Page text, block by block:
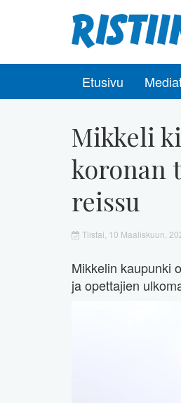
Etusivu
Mikkeli
koronan
reissu
Tiistai, 10 Maaliskuun,
Mikkelin kaupunki
ja opettajien